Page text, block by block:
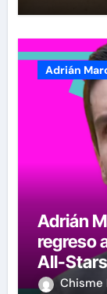
Adrián
Adrián
regreso
All-
causa
Chisme